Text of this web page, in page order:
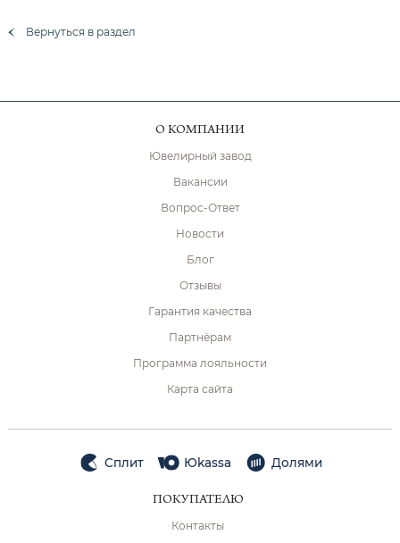
Вернуться в раздел
О КОМПАНИИ
Ювелирный завод
Вакансии
Вопрос-Ответ
Новости
Блог
Отзывы
Гарантия качества
Партнёрам
Программа лояльности
Карта сайта
Сплит Юkassa Долями
ПОКУПАТЕЛЮ
Контакты